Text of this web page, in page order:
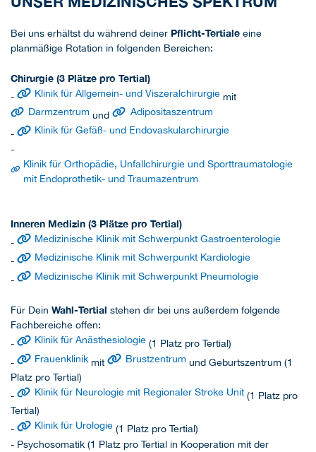
Bei uns erhältst du während deiner Pflicht-Tertiale eine
planmäßige Rotation in folgenden Bereichen:
Chirurgie (3 Plätze pro Tertial)
- Klinik für Allgemein- und Viszeralchirurgie mit
Darmzentrum und
Adipositaszentrum
-
Klinik für Gefäß- und Endovaskularchirurgie
-
Klinik für Orthopädie, Unfallchirurgie und Sporttraumatologie
mit Endoprothetik- und Traumazentrum
Inneren Medizin (3 Plätze pro Tertial)
-
Medizinische Klinik mit Schwerpunkt Gastroenterologie
-
Medizinische Klinik mit Schwerpunkt Kardiologie
-
Medizinische Klinik mit Schwerpunkt Pneumologie
Für Dein Wahl-Tertial stehen dir bei uns außerdem folgende
Fachbereiche offen:
-
Klinik für Anästhesiologie (1 Platz pro Tertial)
-
Frauenklinik mit Brustzentrum und Geburtszentrum (1
Platz pro Tertial)
-
Klinik für Neurologie mit Regionaler Stroke Unit (1 Platz pro
Tertial)
-
Klinik für Urologie (1 Platz pro Tertial)
- Psychosomatik (1 Platz pro Tertial in Kooperation mit der